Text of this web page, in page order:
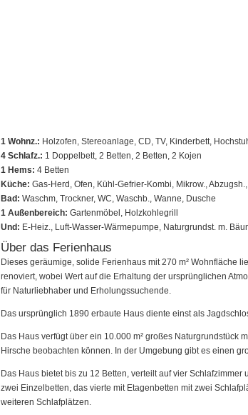
1 Wohnz.: Holzofen, Stereoanlage, CD, TV, Kinderbett,
4 Schlafz.: 1 Doppelbett, 2 Betten, 2 Betten, 2 Kojen
1 Hems: 4 Betten
Küche: Gas-Herd, Ofen, Kühl-Gefrier-Kombi, Mikrow., Abzugsh.,
Bad: Waschm, Trockner, WC, Waschb., Wanne, Dusche
1 Außenbereich: Gartenmöbel, Holzkohlegrill
Und: E-Heiz., Luft-Wasser-Wärmepumpe, Naturgrundst. m.
Über das Ferienhaus
Dieses geräumige, solide Ferienhaus mit 270 m² Wohnfläche
renoviert, wobei Wert auf die Erhaltung der ursprünglichen
für Naturliebhaber und Erholungssuchende.
Das ursprünglich 1890 erbaute Haus diente einst als
Das Haus verfügt über ein 10.000 m² großes
Hirsche beobachten können. In der Umgebung gibt es einen
Das Haus bietet bis zu 12 Betten, verteilt auf vier
zwei Einzelbetten, das vierte mit Etagenbetten mit zwei
weiteren Schlafplätzen.